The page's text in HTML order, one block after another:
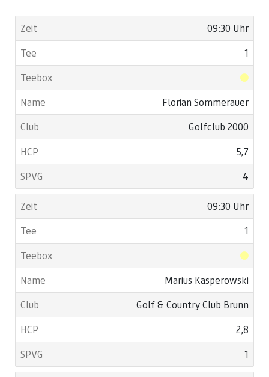
09:30 Uhr
1
Florian Sommerauer
Golfclub 2000
5,7
4
09:30 Uhr
1
Marius Kasperowski
Golf & Country Club Brunn
2,8
1